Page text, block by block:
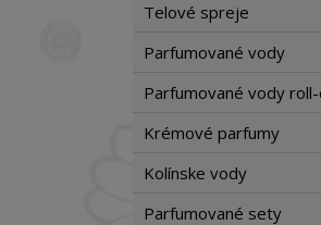
Telové spreje
Parfumované vody
Parfumované vody
Krémové parfumy
Kolínske vody
Parfumované sety